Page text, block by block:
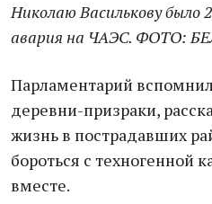
Николаю Василькову было
авария на ЧАЭС. ФОТО:
Парламентарий
деревни-призраки,
жизнь в пострадавших
бороться с техногенной
вместе.